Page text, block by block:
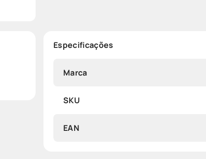
Especificações
Marca
SKU
EAN